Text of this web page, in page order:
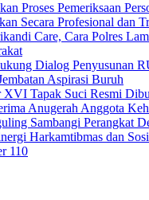
Proses Pemeriksaan
Secara Profesional dan
Care, Cara Polres
Dialog Penyusunan
Aspirasi Buruh
XVI Tapak Suci Resmi
Anugerah Anggota
Sambangi Perangkat
Harkamtibmas dan
110